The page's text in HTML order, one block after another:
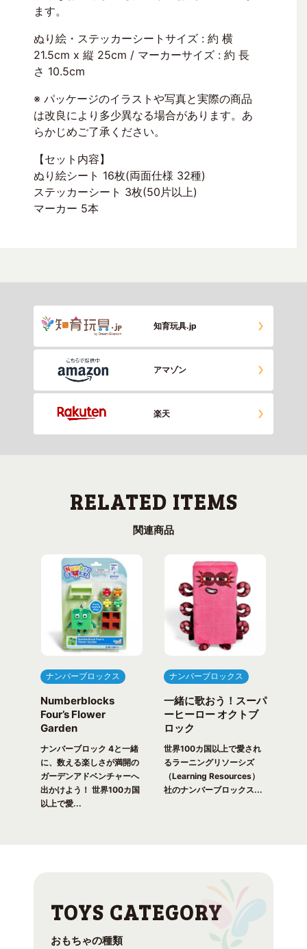
ます。
ぬり絵・ステッカーシートサイズ : 約 横
21.5cm x 縦 25cm / マーカーサイズ : 約 長
さ 10.5cm
※ パッケージのイラストや写真と実際の商品
は改良により多少異なる場合があります。あ
らかじめご了承ください。
【セット内容】
ぬり絵シート 16枚(両面仕様 32種)
ステッカーシート 3枚(50片以上)
マーカー 5本
知育玩具.jp
アマゾン
楽天
関連商品
ナンバーブロックス
Numberblocks
Four’s Flower
Garden
ナンバーブロック 4と一緒
に、数える楽しさが満開の
ガーデンアドベンチャーへ
出かけよう！ 世界100カ国
以上で愛...
ナンバーブロックス
一緒に歌おう！スーパ
ーヒーロー オクトブ
ロック
世界100カ国以上で愛され
るラーニングリソーシズ
（Learning Resources）
社のナンバーブロックス...
おもちゃの種類